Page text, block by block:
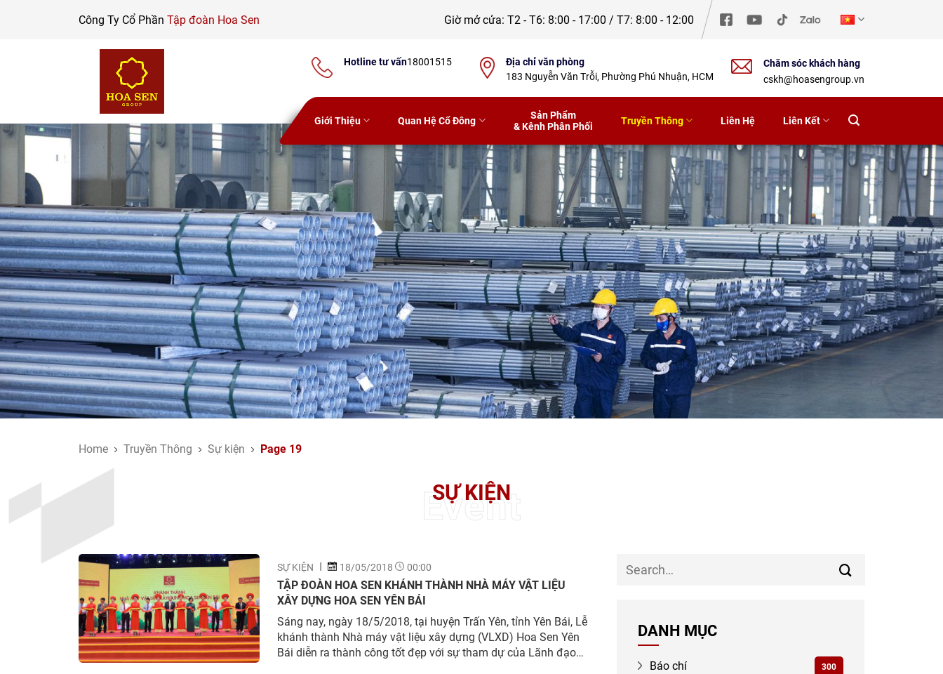
Công Ty Cổ Phần Tập đoàn Hoa Sen Giờ mở cửa:T2 - T6: 8:00 - 17:00 / T7: 8:00 - 12:00
Giới Thiệu Quan Hệ Cổ Đông
Sản Phẩm
& Kênh Phân Phối
Truyền Thông Liên Hệ Liên Kết
Hotline tư vấn18001515
Địa chỉ văn phòng
183 Nguyễn Văn Trỗi, Phường Phú Nhuận, HCM
Chăm sóc khách hàng
cskh@hoasengroup.vn
Home Truyền Thông Sự kiện Page 19
SỰ KIỆN
Event
SỰ KIỆN 18/05/2018 00:00
TẬP ĐOÀN HOA SEN KHÁNH THÀNH NHÀ MÁY VẬT LIỆU
XÂY DỰNG HOA SEN YÊN BÁI
Sáng nay, ngày 18/5/2018, tại huyện Trấn Yên, tỉnh Yên Bái, Lễ
khánh thành Nhà máy vật liệu xây dựng (VLXD) Hoa Sen Yên
Bái diễn ra thành công tốt đẹp với sự tham dự của Lãnh đạo
DANH MỤC
Báo chí 300